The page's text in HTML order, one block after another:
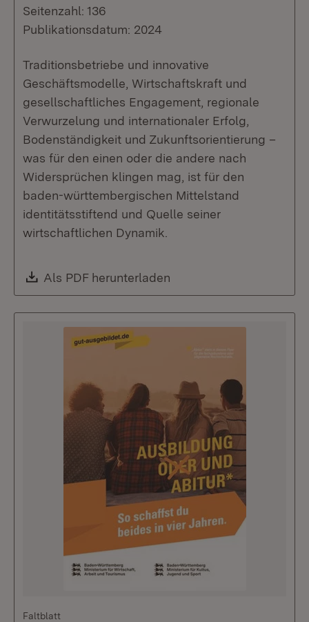
Seitenzahl: 136
Publikationsdatum: 2024
Traditionsbetriebe und innovative
Geschäftsmodelle, Wirtschaftskraft und
gesellschaftliches Engagement, regionale
Verwurzelung und internationaler Erfolg,
Bodenständigkeit und Zukunftsorientierung –
was für den einen oder die andere nach
Widersprüchen klingen mag, ist für den
baden-württembergischen Mittelstand
identitätsstiftend und Quelle seiner
wirtschaftlichen Dynamik.
Download:
Als PDF herunterladen
Faltblatt